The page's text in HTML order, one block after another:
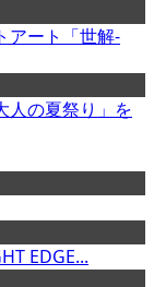
アート「世解-
人の夏祭り」を
EDGE...